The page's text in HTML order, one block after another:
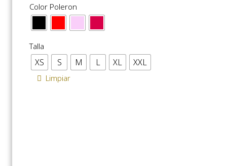
Color Poleron
Talla
XS S M L XL XXL
Limpiar